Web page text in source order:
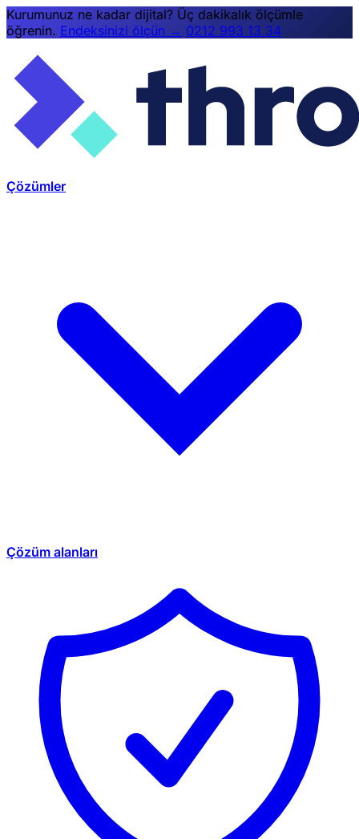
Kurumunuz ne kadar dijital? Üç dakikalık ölçümle
öğrenin. Endeksinizi ölçün → 0212 993 13 34
Çözümler
Çözüm alanları